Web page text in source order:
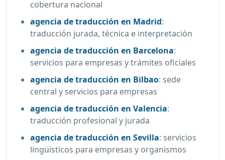
cobertura nacional
agencia de traducción en Madrid:
traducción jurada, técnica e interpretación
agencia de traducción en Barcelona:
servicios para empresas y trámites oficiales
agencia de traducción en Bilbao: sede
central y servicios para empresas
agencia de traducción en Valencia:
traducción profesional y jurada
agencia de traducción en Sevilla: servicios
lingüísticos para empresas y organismos